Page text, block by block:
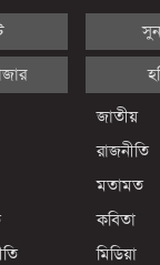
জাতীয়
রাজনীতি
মতামত
কবিতা
মিডিয়া